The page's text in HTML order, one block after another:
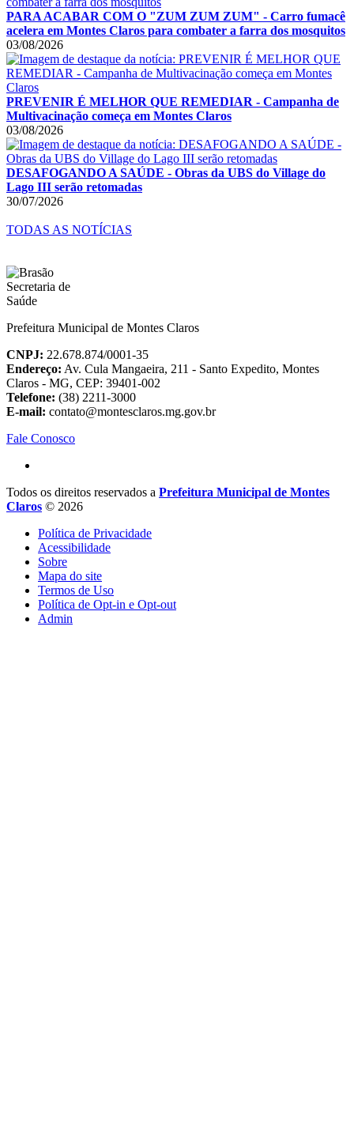
PARA ACABAR COM O "ZUM ZUM ZUM" - Carro fumacê
acelera em Montes Claros para combater a farra dos mosquitos
03/08/2026
PREVENIR É MELHOR QUE REMEDIAR - Campanha de
Multivacinação começa em Montes Claros
03/08/2026
DESAFOGANDO A SAÚDE - Obras da UBS do Village do
Lago III serão retomadas
30/07/2026
TODAS AS NOTÍCIAS
Prefeitura Municipal de Montes Claros
CNPJ: 22.678.874/0001-35
Endereço: Av. Cula Mangaeira, 211 - Santo Expedito, Montes
Claros - MG, CEP: 39401-002
Telefone: (38) 2211-3000
E-mail: contato@montesclaros.mg.gov.br
Fale Conosco
Todos os direitos reservados a Prefeitura Municipal de Montes
Claros © 2026
Política de Privacidade
Acessibilidade
Sobre
Mapa do site
Termos de Uso
Política de Opt-in e Opt-out
Admin